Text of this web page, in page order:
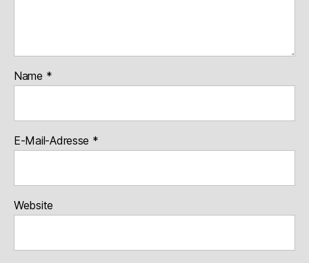
Name *
E-Mail-Adresse *
Website